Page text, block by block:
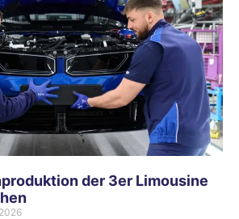
der 3er Limousine